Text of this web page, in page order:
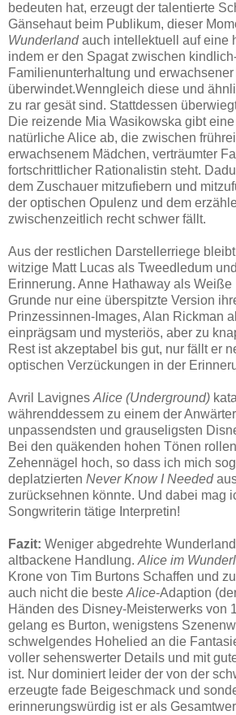
bedeuten hat, erzeugt der talentierte
Gänsehaut beim Publikum, dieser
Wunderlandauch intellektuell auf eine
indem er den Spagat zwischen
Familienunterhaltung und
überwindet.Wenngleich diese und
zu rar gesät sind. Stattdessen
Die reizende Mia Wasikowska gibt
natürliche Alice ab, die zwischen
erwachsenem Mädchen, verträumter
fortschrittlicher Rationalistin steht.
dem Zuschauer mitzufiebern und
der optischen Opulenz und dem
zwischenzeitlich recht schwer fällt.
Aus der restlichen Darstellerriege
witzige Matt Lucas als Tweedledum
Erinnerung. Anne Hathaway als
Grunde nur eine überspitzte Version
Prinzessinnen-Images, Alan Rickman
einprägsam und mysteriös, aber zu
Rest ist akzeptabel bis gut, nur fällt er
optischen Verzückungen in der
Avril Lavignes Alice (Underground)
währenddessem zu einem der
unpassendsten und grauseligsten
Bei den quäkenden hohen Tönen
Zehennägel hoch, so dass ich mich
deplatzierten Never Know I Needed
zurücksehnen könnte. Und dabei mag
Songwriterin tätige Interpretin!
Fazit: Weniger abgedrehte
altbackene Handlung. Alice im
Krone von Tim Burtons Schaffen und
auch nicht die beste Alice-Adaption
Händen des Disney-Meisterwerks von
gelang es Burton, wenigstens
schwelgendes Hohelied an die
voller sehenswerter Details und mit
ist. Nur dominiert leider der von der
erzeugte fade Beigeschmack und
erinnerungswürdig ist er als